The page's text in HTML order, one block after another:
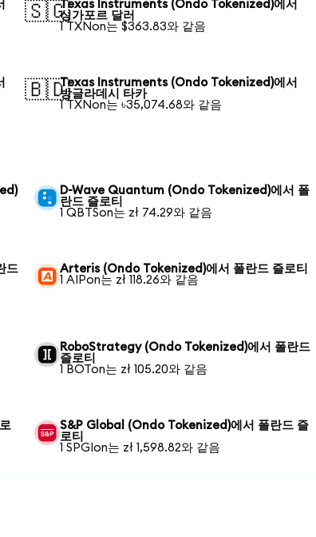
🇸🇬Texas Instruments (Ondo Tokenized)에서
싱가포르 달러
1 TXNon는 $363.83와 같음
🇧🇩Texas Instruments (Ondo Tokenized)에서
방글라데시 타카
1 TXNon는 ৳35,074.68와 같음
D-Wave Quantum (Ondo Tokenized)에서 폴
란드 즐로티
1 QBTSon는 zł 74.29와 같음
드
Arteris (Ondo Tokenized)에서 폴란드 즐로티
1 AIPon는 zł 118.26와 같음
RoboStrategy (Ondo Tokenized)에서 폴란드
즐로티
1 BOTon는 zł 105.20와 같음
S&P Global (Ondo Tokenized)에서 폴란드 즐
로티
1 SPGIon는 zł 1,598.82와 같음